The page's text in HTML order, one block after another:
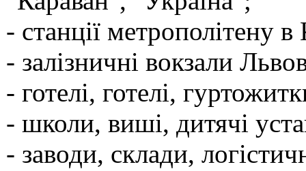
- станції метрополітену
- залізничні вокзали
- готелі, готелі,
- школи, виші, дитячі
- заводи, склади,